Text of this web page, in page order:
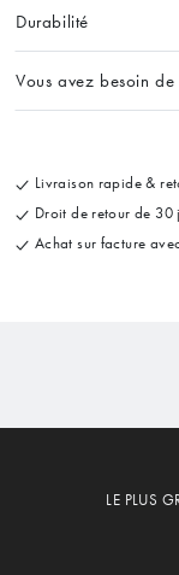
Durabilité
Vous avez besoin
Livraison rapide &
Droit de retour de 30
Achat sur facture
LE PLUS